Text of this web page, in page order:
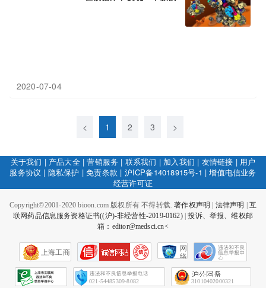
2020-07-04
< 1 2 3 >
关于我们 | 产品大全|营销服务 | 联系我们 | 加入我们 | 友情链接 | 用户
服务协议 | 隐私保护 |免责条款 | 沪ICP备14018915号-1 |增值电信业务
经营许可证
Copyright©2001-2020 bioon.com 版权所有 不得转载.著作权声明 法律声明
互
联网药品信息服务资格证书((沪)-非经营性-2019-0162)|投诉、举报、维权邮
箱：editor@medsci.cn<
上海工商
网
络
会
征
021-54485309-8082 31010402000321